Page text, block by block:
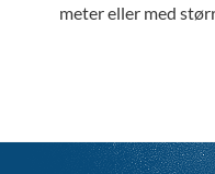
meter eller med